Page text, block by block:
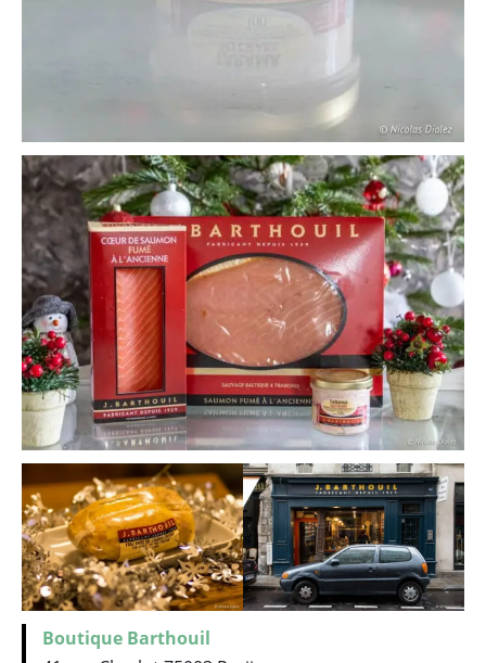
Boutique Barthouil